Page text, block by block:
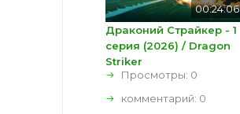
00:24:06
Драконий Страйкер - 1
серия (2026) / Dragon
Striker
Просмотры: 0
комментарий: 0